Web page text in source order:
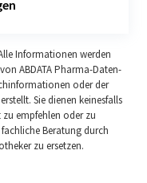
Informationen werden
ABDATA Pharma-Daten-
oder der
Sie dienen keinesfalls
empfehlen oder zu
Beratung durch
zu ersetzen.